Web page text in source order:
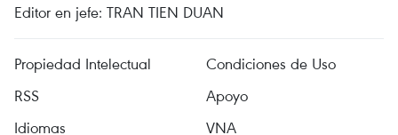
Editor en jefe: TRAN TIEN DUAN
Propiedad Intelectual
Condiciones de Uso
RSS
Apoyo
Idiomas
VNA